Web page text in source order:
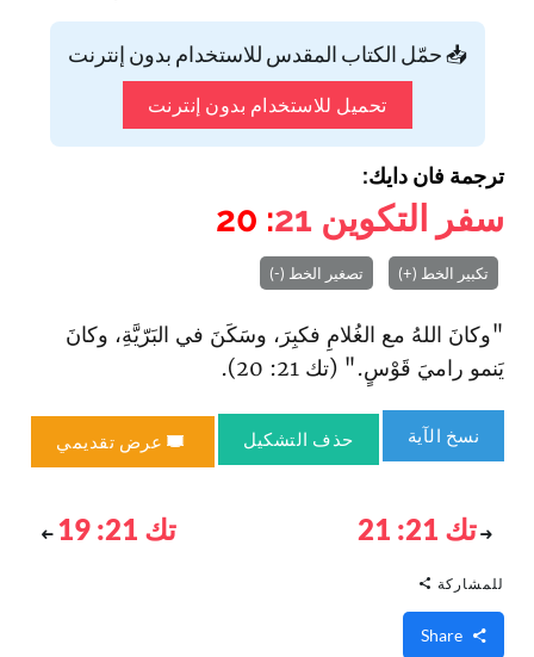
📥 حمّل الكتاب المقدس للاستخدام بدون إنترنت
تحميل للاستخدام بدون إنترنت
ترجمة فان دايك:
سفر التكوين 21
: 20
تكبير الخط (+) تصغير الخط (-)
"وكانَ اللهُ مع الغُلامِ فكبِرَ، وسَكَنَ في البَرّيَّةِ، وكانَ
يَنمو راميَ قَوْسٍ." (تك 21: 20).
نسخ الآية حذف التشكيل عرض تقديمي
تك 21: 21 تك 21: 19
للمشاركة